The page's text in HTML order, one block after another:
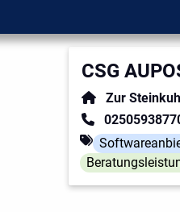
CSG
Zur